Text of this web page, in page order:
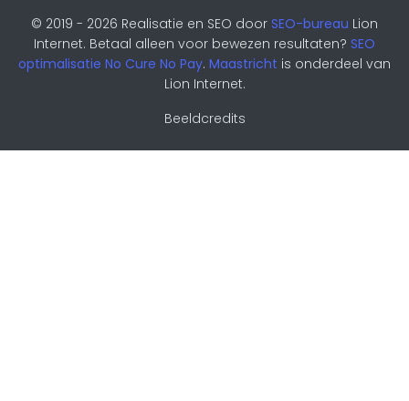
© 2019 - 2026 Realisatie en SEO door SEO-bureau Lion
Internet. Betaal alleen voor bewezen resultaten? SEO
optimalisatie No Cure No Pay. Maastricht is onderdeel van
Lion Internet.
Beeldcredits